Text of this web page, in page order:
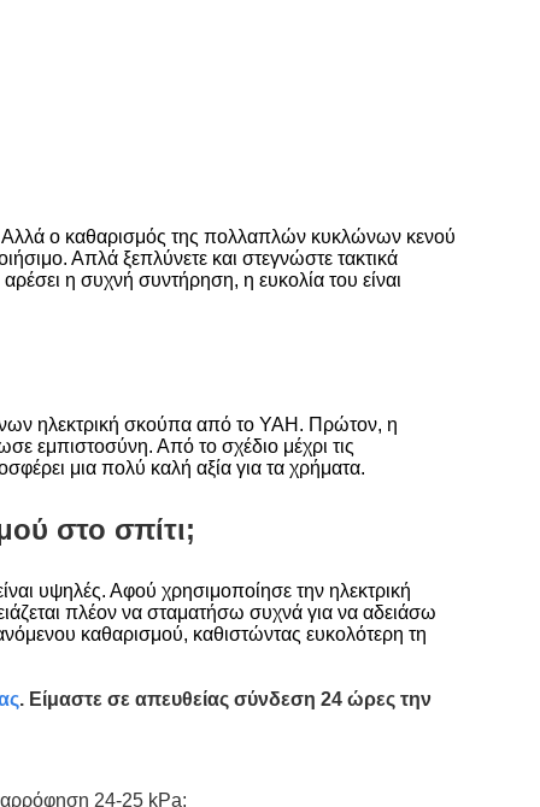
Αλλά ο καθαρισμός της πολλαπλών κυκλώνων κενού
Απλά ξεπλύνετε και στεγνώστε τακτικά
η συχνή συντήρηση, η ευκολία του είναι
ηλεκτρική σκούπα από το YAH. Πρώτον, η
εμπιστοσύνη. Από το σχέδιο μέχρι τις
μια πολύ καλή αξία για τα χρήματα.
στο σπίτι;
υψηλές. Αφού χρησιμοποίησε την ηλεκτρική
πλέον να σταματήσω συχνά για να αδειάσω
καθαρισμού, καθιστώντας ευκολότερη τη
. Είμαστε σε απευθείας σύνδεση 24 ώρες την
24-25 kPa;